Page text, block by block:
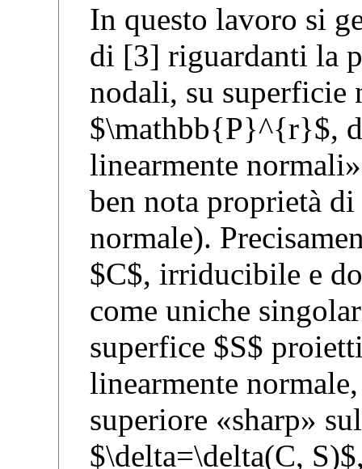
In questo lavoro si
di [3] riguardanti la
nodali, su superficie
$\mathbb{P}^{r}$,
linearmente
ben nota proprietà di
normale).
$C$, irriducibile e
come uniche
superfice $S$
linearmente
superiore «sharp»
$\delta=\delta(C,